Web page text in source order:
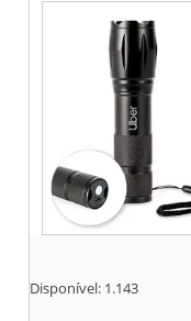
Disponível: 1.143